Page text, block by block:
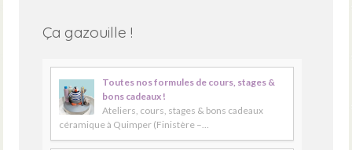
Ça gazouille !
Toutes nos formules de cours, stages &
bons cadeaux !
Ateliers, cours, stages & bons cadeaux
céramique à Quimper (Finistère –…